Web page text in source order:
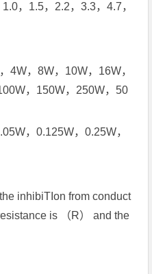
，1.5，2.2，3.3，4.7，
，8W，10W，16W，
，150W，250W，50
，0.125W，0.25W，
inhibiTIon from conduct
is （R） and the